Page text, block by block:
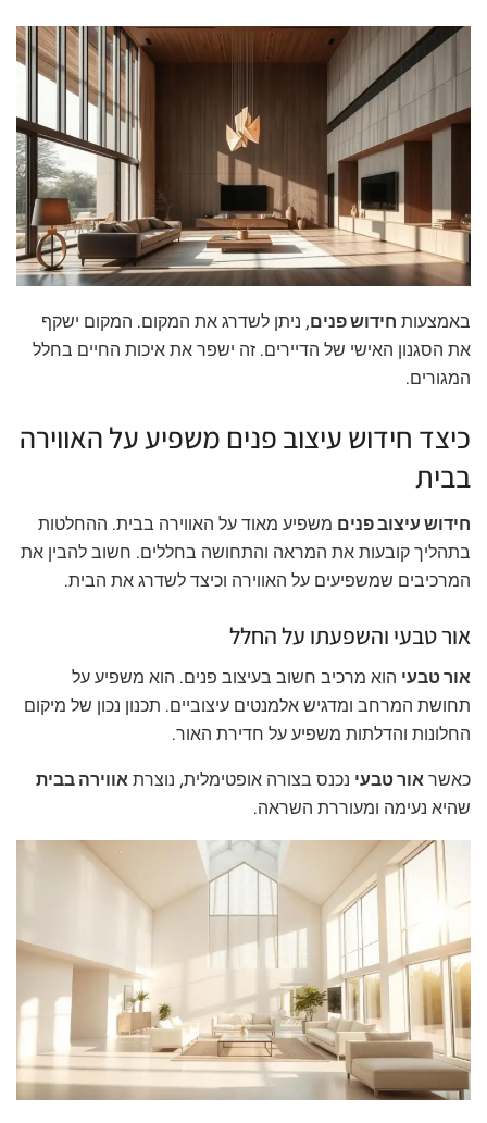
באמצעות חידוש פנים, ניתן לשדרג את המקום. המקום ישקף
את הסגנון האישי של הדיירים. זה ישפר את איכות החיים בחלל
המגורים.
כיצד חידוש עיצוב פנים משפיע על האווירה
בבית
חידוש עיצוב פנים משפיע מאוד על האווירה בבית. ההחלטות
בתהליך קובעות את המראה והתחושה בחללים. חשוב להבין את
המרכיבים שמשפיעים על האווירה וכיצד לשדרג את הבית.
אור טבעי והשפעתו על החלל
אור טבעי הוא מרכיב חשוב בעיצוב פנים. הוא משפיע על
תחושת המרחב ומדגיש אלמנטים עיצוביים. תכנון נכון של מיקום
החלונות והדלתות משפיע על חדירת האור.
כאשראור טבעי נכנס בצורה אופטימלית, נוצרתאווירה בבית
שהיא נעימה ומעוררת השראה.